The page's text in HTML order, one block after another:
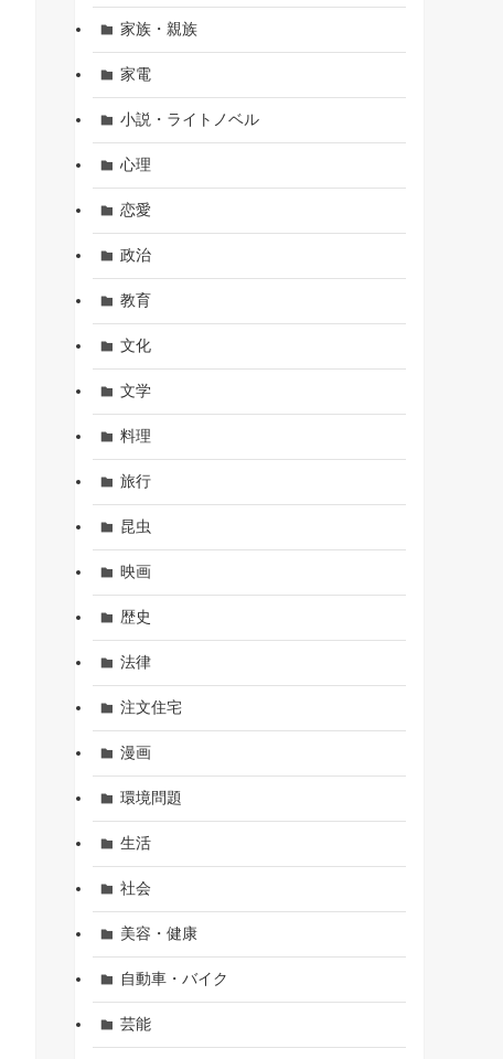
家族・親族
家電
小説・ライトノベル
心理
恋愛
政治
教育
文化
文学
料理
旅行
昆虫
映画
歴史
法律
注文住宅
漫画
環境問題
生活
社会
美容・健康
自動車・バイク
芸能